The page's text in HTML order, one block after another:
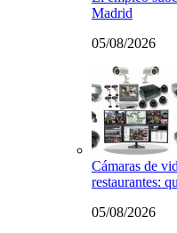
Madrid
05/08/2026
Cámaras de
restaurantes:
05/08/2026